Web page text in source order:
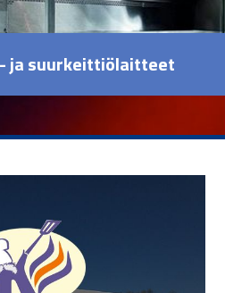
ja suurkeittiölaitteet